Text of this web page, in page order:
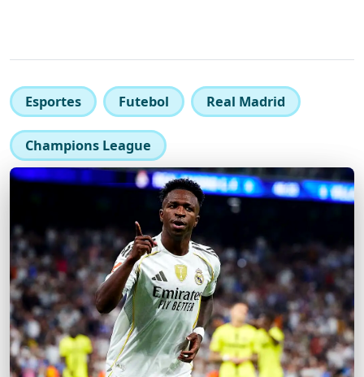
Esportes Futebol Real Madrid
Champions League